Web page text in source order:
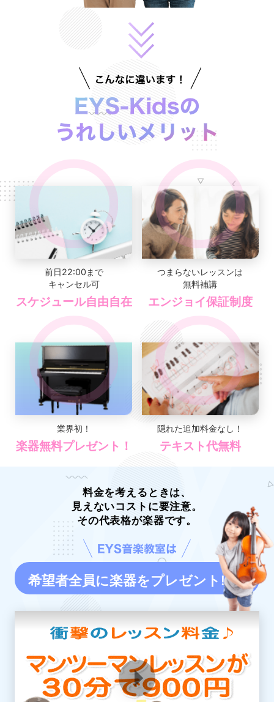
前日22:00まで
キャンセル可
スケジュール自由自在
つまらないレッスンは
無料補講
エンジョイ保証制度
業界初！
楽器無料プレゼント！
隠れた追加料金なし！
テキスト代無料
料金を考えるときは、
見えないコストに要注意。
その代表格が楽器です。
希望者全員に楽器をプレゼント!